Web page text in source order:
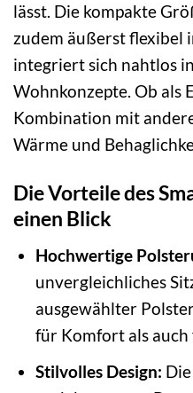
lässt. Die kompakte
zudem äußerst flexibel
integriert sich nahtlos
Wohnkonzepte. Ob als
Kombination mit
Wärme und
Die Vorteile des
einen Blick
Hochwertige
unvergleichliches
ausgewählter
für Komfort als
Stilvolles Design: